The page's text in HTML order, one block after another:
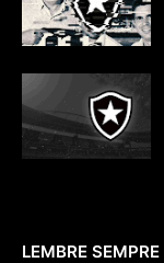
LEMBRE SEMPRE